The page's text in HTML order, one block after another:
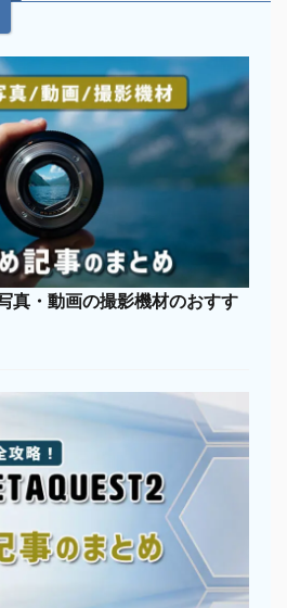
真・動画の撮影機材のおすす